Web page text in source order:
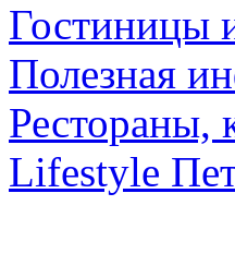
Гостиницы
Полезная
Рестораны,
Lifestyle